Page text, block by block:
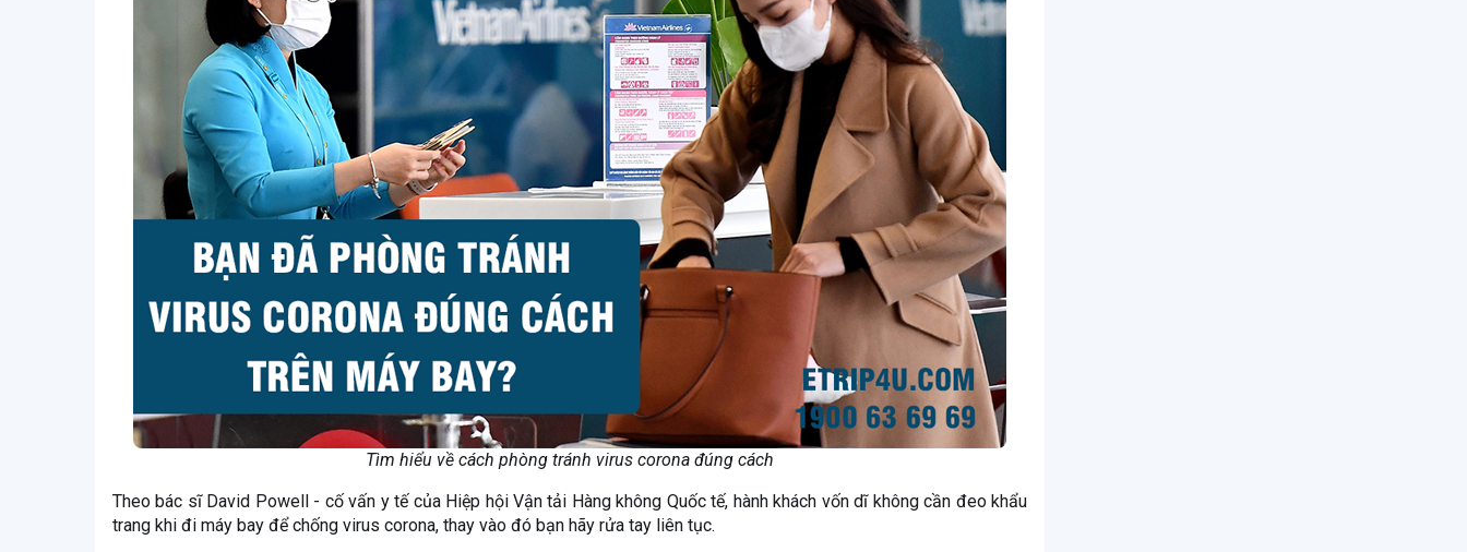
Tìm hiểu về cách phòng tránh virus corona đúng cách
Theo bác sĩ David Powell - cố vấn y tế của Hiệp hội Vận tải Hàng không Quốc tế, hành khách vốn dĩ không cần đeo khẩu
trang khi đi máy bay để chống virus corona, thay vào đó bạn hãy rửa tay liên tục.